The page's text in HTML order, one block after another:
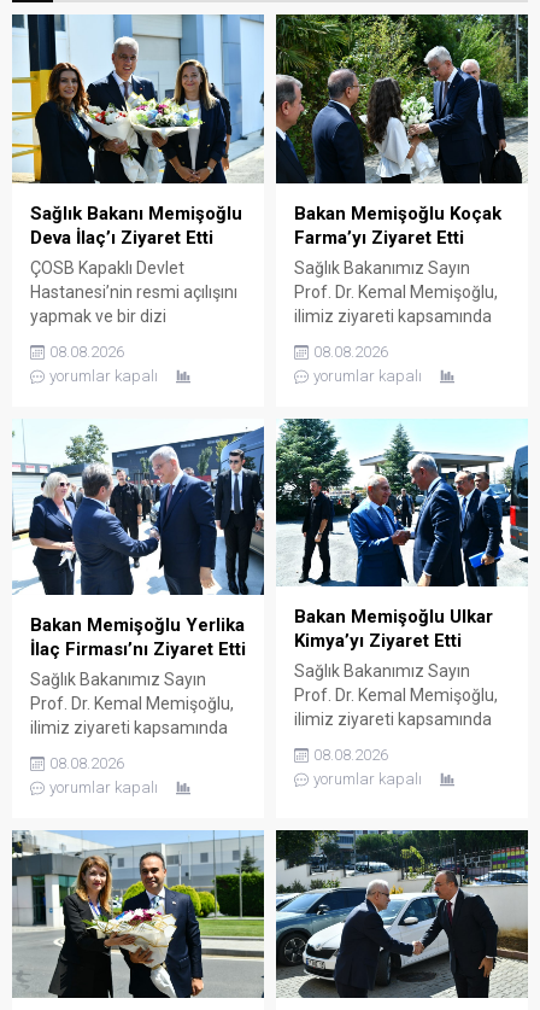
Sağlık Bakanı Memişoğlu
Deva İlaç’ı Ziyaret Etti
ÇOSB Kapaklı Devlet
Hastanesi’nin resmi açılışını
yapmak ve bir dizi
üzere ilimize gelen Sağlık
Bakanımız Sayın Prof. Dr.
ziyareti kapsamında sağlık
sektörü için üretim yapan
firmaları ziyaret etti. Bu
doğrultuda ilaç ve ilaç
hammaddesi üreterek çok
sayıda ülkeye ihraç eden
DEVA Holding’in Çerkezköy
08.08.2026
yorumlar kapalı
Bakan Memişoğlu Koçak
Farma’yı Ziyaret Etti
Sağlık Bakanımız Sayın
Prof. Dr. Kemal Memişoğlu,
ilimiz ziyareti kapsamında
üreterek çok sayıda ülkeye
ihraç eden Koçak Farma
içerisinde faaliyette bulunan
fabrikasını ziyaret etti.
Koçak Farma Yönetim
Kurulu Başkanı Ender Koçak
ve Koçak Farma yetkilileri
tarafından karşılanan Bakan
Memişoğlu ardından
fabrikaya geçerek şirketin...
08.08.2026
yorumlar kapalı
Bakan Memişoğlu Yerlika
İlaç Firması’nı Ziyaret Etti
Sağlık Bakanımız Sayın
Prof. Dr. Kemal Memişoğlu,
ilimiz ziyareti kapsamında
İlaç Sanayi ve Ticaret
Anonim Şirketi’nin
yer alan fabrikasını ziyaret
etti. Yerlika CEO’su Dr. Hasan
Zeytin ve Yerlika Firması
yetkilileri tarafından
karşılanan Bakan
Memişoğlu ardından
fabrikaya geçerek şirketin
08.08.2026
yorumlar kapalı
Bakan Memişoğlu Ulkar
Kimya’yı Ziyaret Etti
Sağlık Bakanımız Sayın
Prof. Dr. Kemal Memişoğlu,
ilimiz ziyareti kapsamında
Kimya firmasını ziyaret etti.
Ulkar Holding ve Nobel İlaç
Hasan Ulusoy ve Ulkar
Kimya Genel Müdürü
Berkant Köseoğlu
tarafından karşılanan Bakan
Memişoğlu ardından
fabrikada şirketin
faaliyetleri ve üretim
08.08.2026
yorumlar kapalı